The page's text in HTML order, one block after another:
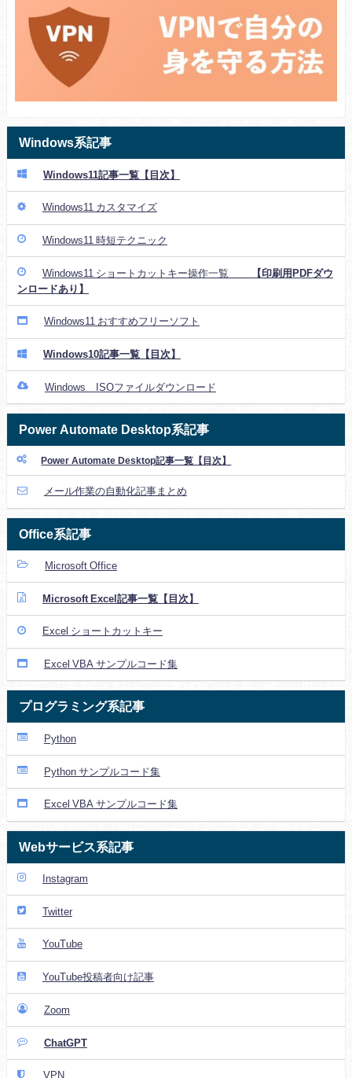
Windows系記事
Windows11記事一覧【目次】
Windows11 カスタマイズ
Windows11 時短テクニック
Windows11 ショートカットキー操作一覧
【印刷用PDFダウ
ンロードあり】
Windows11 おすすめフリーソフト
Windows10記事一覧【目次】
Windows ISOファイルダウンロード
Power Automate Desktop系記事
Power Automate Desktop記事一覧【目次】
メール作業の自動化記事まとめ
Office系記事
Microsoft Office
Microsoft Excel記事一覧【目次】
Excel ショートカットキー
Excel VBA サンプルコード集
プログラミング系記事
Python
Python サンプルコード集
Excel VBA サンプルコード集
Webサービス系記事
Instagram
Twitter
YouTube
YouTube投稿者向け記事
Zoom
ChatGPT
VPN